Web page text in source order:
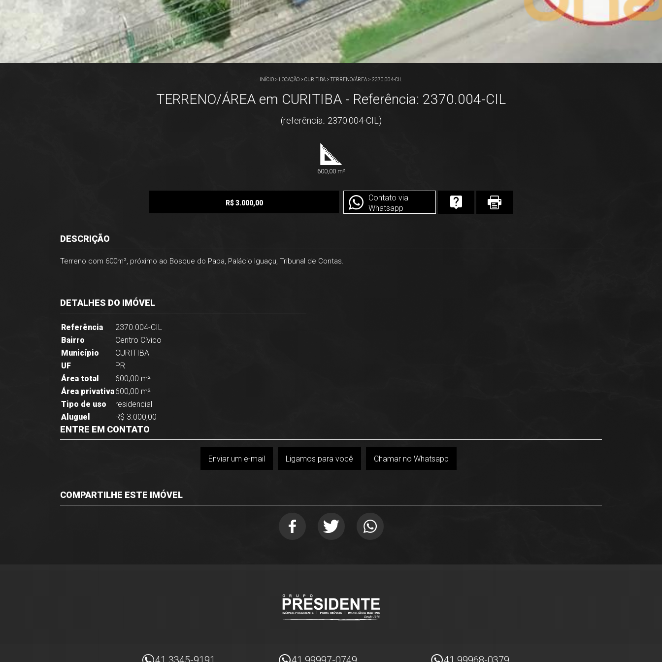
INÍCIO > LOCAÇÃO > CURITIBA >TERRENO/ÁREA > 2370.004-CIL
TERRENO/ÁREA em CURITIBA - Referência: 2370.004-CIL
(referência.: 2370.004-CIL)
600,00 m²
R$ 3.000,00
Contato via
Whatsapp
DESCRIÇÃO
Terreno com 600m², próximo ao Bosque do Papa, Palácio Iguaçu, Tribunal de Contas.
DETALHES DO IMÓVEL
Referência
2370.004-CIL
Bairro
Centro Cívico
Município
CURITIBA
UF
PR
Área total
600,00 m²
Área privativa600,00 m²
Tipo de uso
residencial
Aluguel
R$ 3.000,00
ENTRE EM CONTATO
Enviar um e-mail Ligamos para você Chamar no Whatsapp
COMPARTILHE ESTE IMÓVEL